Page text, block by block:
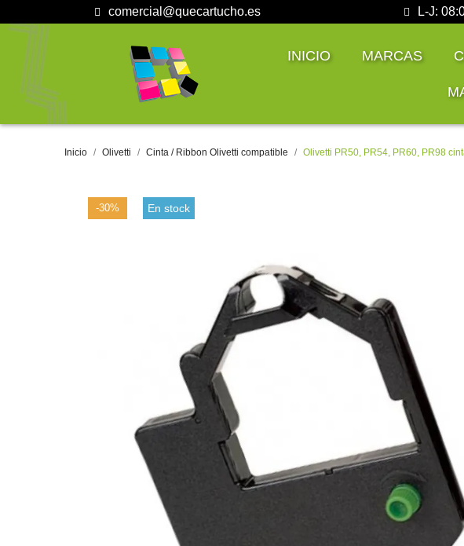
comercial@quecartucho.es L-J:
INICIO MARCAS
Inicio Olivetti Cinta / Ribbon Olivetti compatible Olivetti PR50, PR54, PR60, PR98
-30% En stock